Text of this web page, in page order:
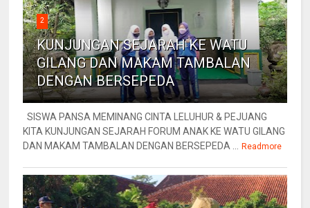
2
KUNJUNGAN SEJARAH KE WATU
GILANG DAN MAKAM TAMBALAN
DENGAN BERSEPEDA
SISWA PANSA MEMINANG CINTA LELUHUR & PEJUANG
KITA KUNJUNGAN SEJARAH FORUM ANAK KE WATU GILANG
DAN MAKAM TAMBALAN DENGAN BERSEPEDA ... Readmore